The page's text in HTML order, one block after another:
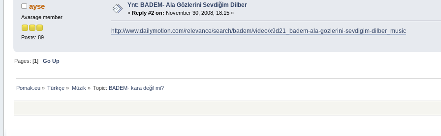
ayse
Avarage member
Posts: 89
Ynt: BADEM- Ala Gözlerini Sevdiğim Dilber
« Reply #2 on: November 30, 2008, 18:15 »
http://www.dailymotion.com/relevance/search/badem/video/x9d21_badem-ala-gozlerini-sevdigim-dilber_music
Pages: [1 ] Go Up
Pomak.eu» Türkçe » Müzik » Topic: BADEM- kara değil mi?